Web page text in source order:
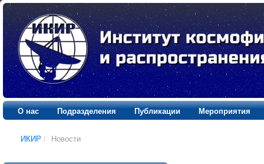
О нас Подразделения Публикации Мероприятия
ИКИР / Новости